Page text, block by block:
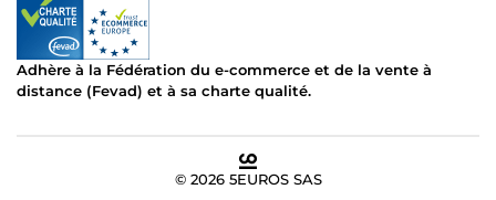
Adhère à la Fédération du e-commerce et de la vente à
distance (Fevad) et à sa charte qualité.
© 2026 5EUROS SAS